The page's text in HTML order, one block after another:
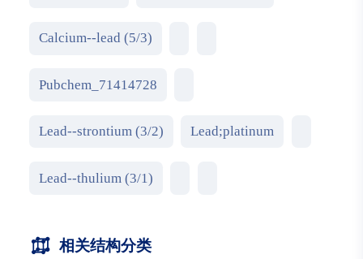
Calcium--lead (5/3)
Pubchem_71414728
Lead--strontium (3/2) Lead;platinum
Lead--thulium (3/1)
相关结构分类